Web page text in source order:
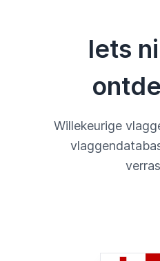
Iets
Willekeurige